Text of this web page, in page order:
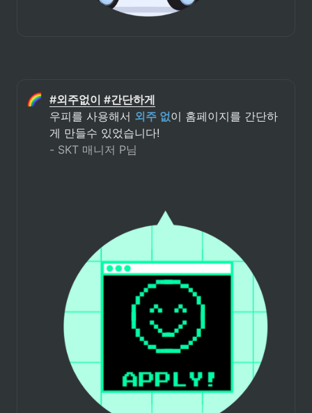
#외주없이 #간단하게
우피를 사용해서 외주 없이 홈페이지를 간단하
- SKT 매니저 P님